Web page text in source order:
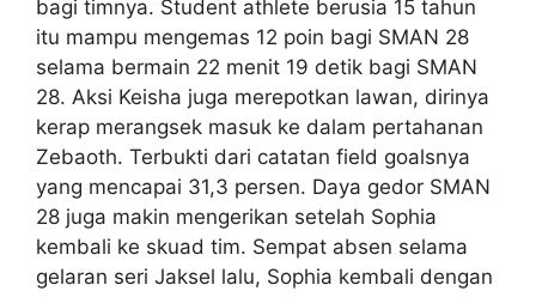
bagi timnya. Student athlete berusia 15 tahun
itu mampu mengemas 12 poin bagi SMAN 28
selama bermain 22 menit 19 detik bagi SMAN
28. Aksi Keisha juga merepotkan lawan, dirinya
kerap merangsek masuk ke dalam pertahanan
Zebaoth. Terbukti dari catatan field goalsnya
yang mencapai 31,3 persen. Daya gedor SMAN
28 juga makin mengerikan setelah Sophia
kembali ke skuad tim. Sempat absen selama
gelaran seri Jaksel lalu, Sophia kembali dengan